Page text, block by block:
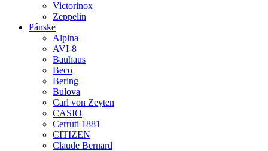
Victorinox
Zeppelin
Pánske
Alpina
AVI-8
Bauhaus
Beco
Bering
Bulova
Carl von Zeyten
CASIO
Cerruti 1881
CITIZEN
Claude Bernard